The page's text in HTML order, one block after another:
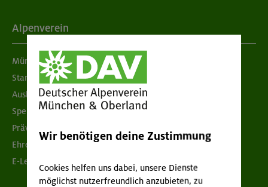
Alpenverein
München & Oberland
Standorte
Ausbildung & Jobs
Spenden
Prävention sexualisierter Gewalt
Ehrenamtsbörse
E-Learning
Wir benötigen deine Zustimmung
Cookies helfen uns dabei, unsere Dienste
möglichst nutzerfreundlich anzubieten, zu